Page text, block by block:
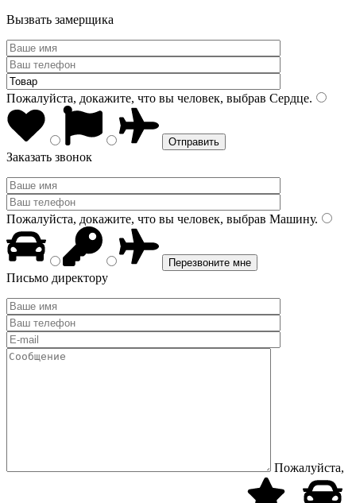
Вызвать замерщика
Пожалуйста, докажите, что вы человек, выбрав Сердце.
Заказать звонок
Пожалуйста, докажите, что вы человек, выбрав Машину.
Письмо директору
Пожалуйста,